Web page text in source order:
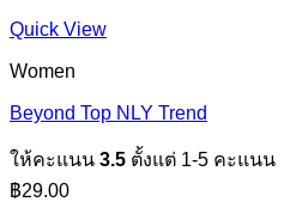
Quick View
Women
Beyond Top NLY Trend
ให้คะแนน 3.5 ตั้งแต่ 1-5 คะแนน
฿29.00